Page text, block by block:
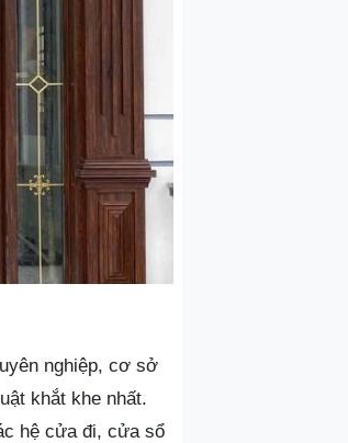
nghiệp, cơ sở
khắt khe nhất.
hệ cửa đi, cửa sổ